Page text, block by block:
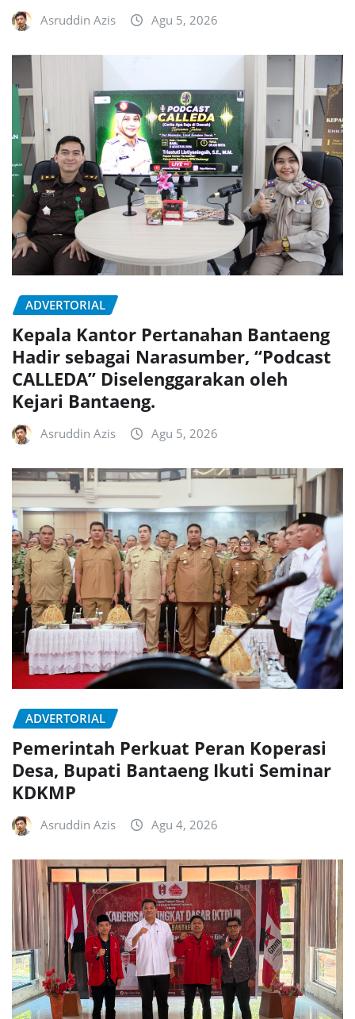
Asruddin Azis Agu 5, 2026
ADVERTORIAL
Kepala Kantor Pertanahan Bantaeng
Hadir sebagai Narasumber, “Podcast
CALLEDA” Diselenggarakan oleh
Kejari Bantaeng.
Asruddin Azis Agu 5, 2026
ADVERTORIAL
Pemerintah Perkuat Peran Koperasi
Desa, Bupati Bantaeng Ikuti Seminar
KDKMP
Asruddin Azis Agu 4, 2026